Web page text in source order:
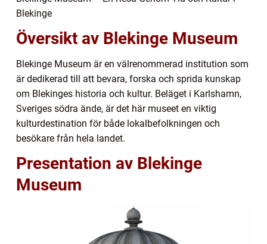
Blekinge
Översikt av Blekinge Museum
Blekinge Museum är en välrenommerad institution som
är dedikerad till att bevara, forska och sprida kunskap
om Blekinges historia och kultur. Beläget i Karlshamn,
Sveriges södra ände, är det här museet en viktig
kulturdestination för både lokalbefolkningen och
besökare från hela landet.
Presentation av Blekinge
Museum